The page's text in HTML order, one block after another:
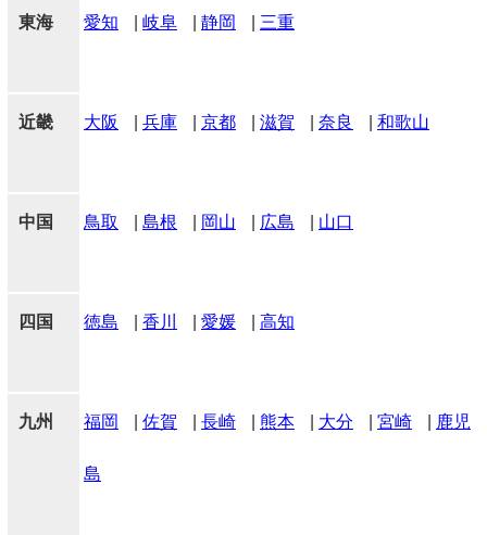
東海 愛知 岐阜 静岡 三重
近畿 大阪 兵庫 京都 滋賀 奈良 和歌山
中国 鳥取 島根 岡山 広島 山口
四国 徳島 香川 愛媛 高知
九州 福岡 佐賀 長崎 熊本 大分 宮崎 鹿児
島